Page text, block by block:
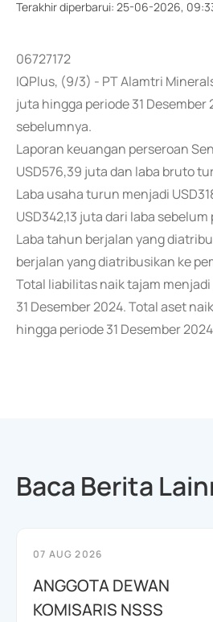
Terakhir diperbarui: 25-06-2026,
06727172
IQPlus, (9/3) - PT Alamtri
juta hingga periode 31
sebelumnya.
Laporan keuangan perseroan
USD576,39 juta dan laba bruto
Laba usaha turun menjadi
USD342,13 juta dari laba
Laba tahun berjalan yang
berjalan yang diatribusikan ke
Total liabilitas naik tajam menjadi
31 Desember 2024. Total aset
hingga periode 31 Desember
Baca Berita
07 AUG 2026
ANGGOTA DEWAN
KOMISARIS NSSS